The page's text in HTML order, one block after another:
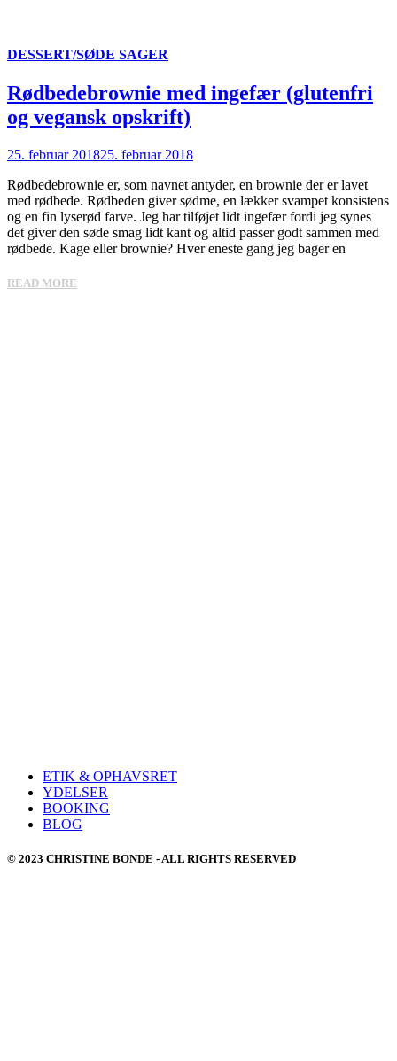
DESSERT/SØDE SAGER
Rødbedebrownie med ingefær (glutenfri
og vegansk opskrift)
25. februar 201825. februar 2018
Rødbedebrownie er, som navnet antyder, en brownie der er lavet
med rødbede. Rødbeden giver sødme, en lækker svampet konsistens
og en fin lyserød farve. Jeg har tilføjet lidt ingefær fordi jeg synes
det giver den søde smag lidt kant og altid passer godt sammen med
rødbede. Kage eller brownie? Hver eneste gang jeg bager en
READ MORE
ETIK & OPHAVSRET
YDELSER
BOOKING
BLOG
© 2023 CHRISTINE BONDE - ALL RIGHTS RESERVED